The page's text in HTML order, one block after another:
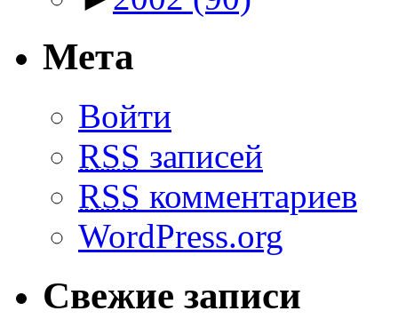
Мета
Войти
RSS записей
RSS комментариев
WordPress.org
Свежие записи